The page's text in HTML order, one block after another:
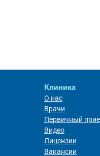
Клиника
О нас
Врачи
Первичный
Видео
Лицензии
Вакансии